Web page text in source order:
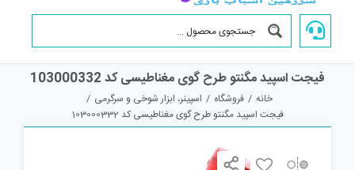
فیجت اسپید مگنتو طرح گوی مغناطیسی کد 103000332
خانه / فروشگاه / اسپینر، ابزار شوخی و سرگرمی /
فیجت اسپید مگنتو طرح گوی مغناطیسی کد 103000332